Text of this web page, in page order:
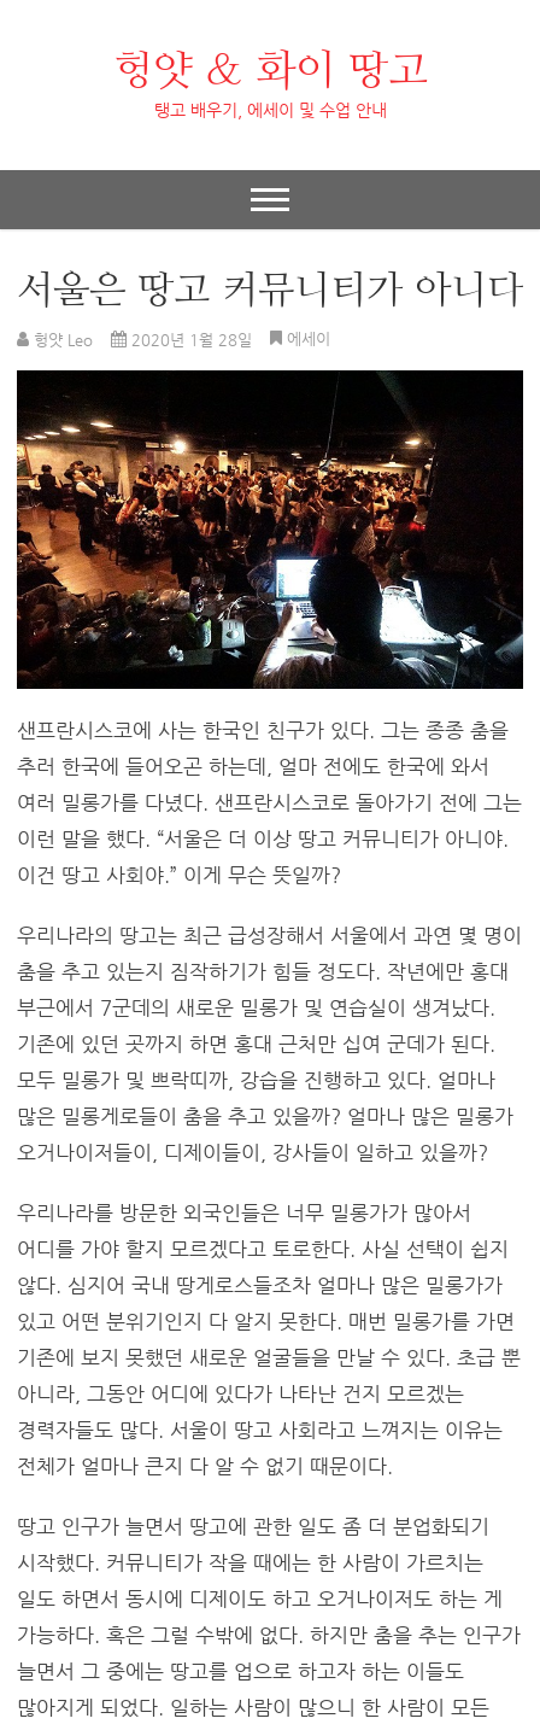
헝얏 & 화이 땅고
탱고 배우기, 에세이 및 수업 안내
서울은 땅고 커뮤니티가 아니다
헝얏 Leo 2020년 1월 28일 에세이
샌프란시스코에 사는 한국인 친구가 있다. 그는 종종 춤을
추러 한국에 들어오곤 하는데, 얼마 전에도 한국에 와서
여러 밀롱가를 다녔다. 샌프란시스코로 돌아가기 전에 그는
이런 말을 했다. “서울은 더 이상 땅고 커뮤니티가 아니야.
이건 땅고 사회야.” 이게 무슨 뜻일까?
우리나라의 땅고는 최근 급성장해서 서울에서 과연 몇 명이
춤을 추고 있는지 짐작하기가 힘들 정도다. 작년에만 홍대
부근에서 7군데의 새로운 밀롱가 및 연습실이 생겨났다.
기존에 있던 곳까지 하면 홍대 근처만 십여 군데가 된다.
모두 밀롱가 및 쁘락띠까, 강습을 진행하고 있다. 얼마나
많은 밀롱게로들이 춤을 추고 있을까? 얼마나 많은 밀롱가
오거나이저들이, 디제이들이, 강사들이 일하고 있을까?
우리나라를 방문한 외국인들은 너무 밀롱가가 많아서
어디를 가야 할지 모르겠다고 토로한다. 사실 선택이 쉽지
않다. 심지어 국내 땅게로스들조차 얼마나 많은 밀롱가가
있고 어떤 분위기인지 다 알지 못한다. 매번 밀롱가를 가면
기존에 보지 못했던 새로운 얼굴들을 만날 수 있다. 초급 뿐
아니라, 그동안 어디에 있다가 나타난 건지 모르겠는
경력자들도 많다. 서울이 땅고 사회라고 느껴지는 이유는
전체가 얼마나 큰지 다 알 수 없기 때문이다.
땅고 인구가 늘면서 땅고에 관한 일도 좀 더 분업화되기
시작했다. 커뮤니티가 작을 때에는 한 사람이 가르치는
일도 하면서 동시에 디제이도 하고 오거나이저도 하는 게
가능하다. 혹은 그럴 수밖에 없다. 하지만 춤을 추는 인구가
늘면서 그 중에는 땅고를 업으로 하고자 하는 이들도
많아지게 되었다. 일하는 사람이 많으니 한 사람이 모든